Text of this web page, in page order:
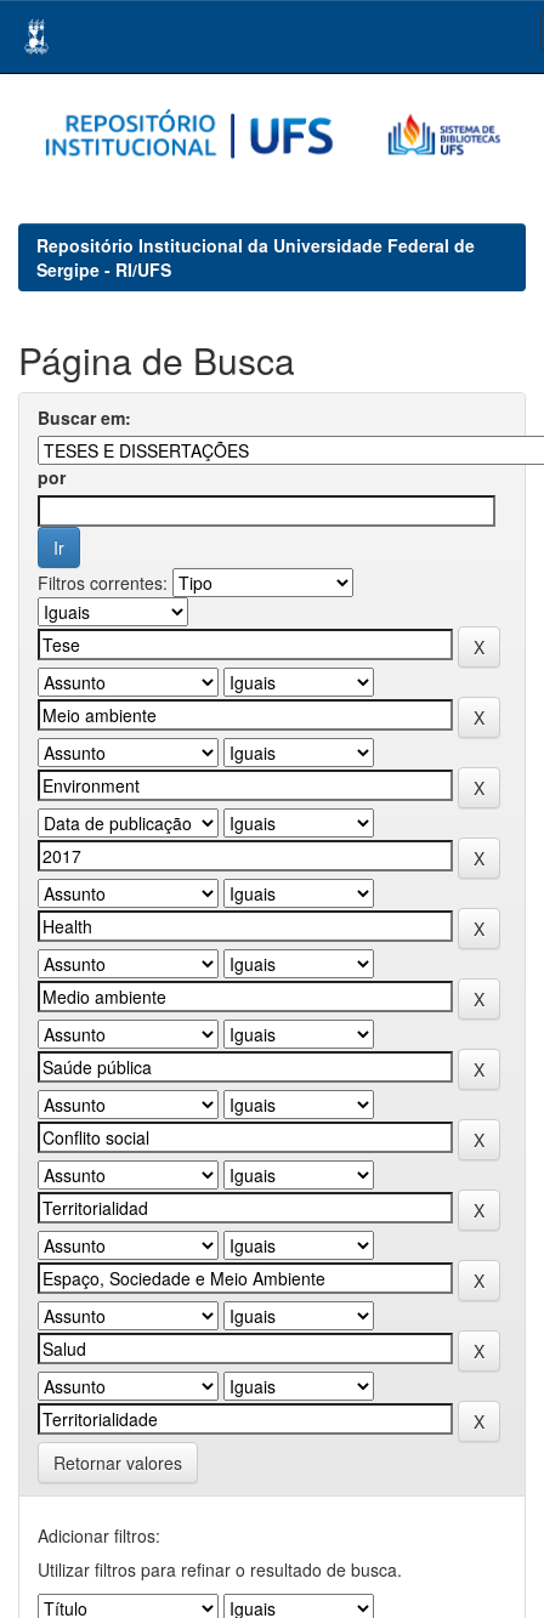
navigation
Repositório Institucional da Universidade Federal de
Sergipe - RI/UFS
Página de Busca
Buscar em:
por
Filtros correntes:
Retornar valores
Adicionar filtros:
Utilizar filtros para refinar o resultado de busca.